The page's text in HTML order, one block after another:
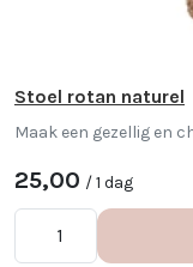
Stoel rotan naturel
Maak een gezellig en
25,00 / 1 dag